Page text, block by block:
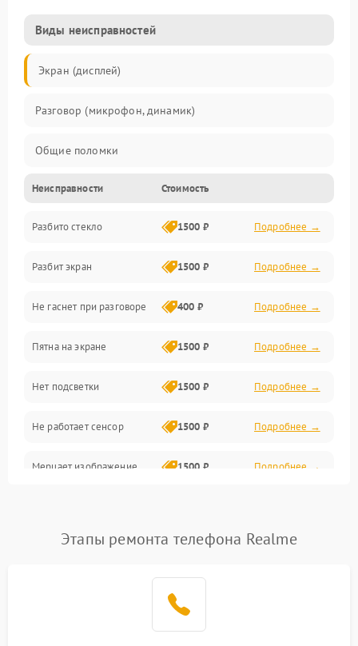
Виды неисправностей
Экран (дисплей)
Разговор (микрофон, динамик)
Общие поломки
Проблемы связи
Камеры
Проблемы с дисплеем и сенсором
Зарядка
Проблемы с питанием, зарядкой и аккумулятором
Проблемы с работой системы, корпусом и другие
Неисправности Стоимость
Разбито стекло 1500 ₽ Подробнее →
Разбит экран 1500 ₽ Подробнее →
Не гаснет при разговоре 400 ₽ Подробнее →
Пятна на экране 1500 ₽ Подробнее →
Нет подсветки 1500 ₽ Подробнее →
Не работает сенсор 1500 ₽ Подробнее →
Мерцает изображение 1500 ₽ Подробнее →
Не работает Face ID 4000 ₽ Подробнее →
Этапы ремонта телефона Realme